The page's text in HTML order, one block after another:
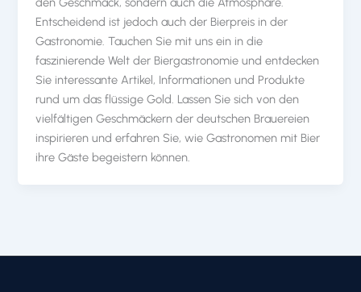
Entscheidend ist jedoch auch der Bierpreis in der
Gastronomie. Tauchen Sie mit uns ein in die
faszinierende Welt der Biergastronomie und entdecken
Sie interessante Artikel, Informationen und Produkte
rund um das flüssige Gold. Lassen Sie sich von den
vielfältigen Geschmäckern der deutschen Brauereien
inspirieren und erfahren Sie, wie Gastronomen mit Bier
ihre Gäste begeistern können.